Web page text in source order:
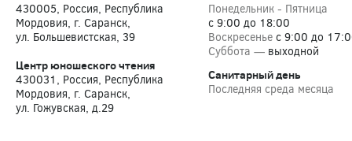
430005, Россия, Республика
Мордовия, г. Саранск,
ул. Большевистская, 39
Центр юношеского чтения
430031, Россия, Республика
Мордовия, г. Саранск,
ул. Гожувская, д.29
Понедельник - Пятница
с 9:00 до 18:00
Воскресенье с 9:00 до
Суббота — выходной
Санитарный день
Последняя среда месяца